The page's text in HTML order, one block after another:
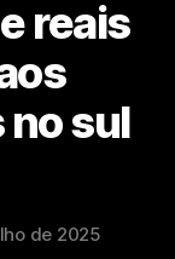
reais
sul
de 2025